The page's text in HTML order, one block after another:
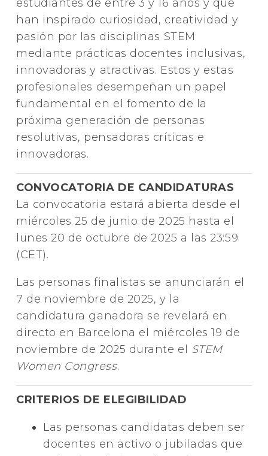
estudiantes de entre 3 y 16 años y que
han inspirado curiosidad, creatividad y
pasión por las disciplinas STEM
mediante prácticas docentes inclusivas,
innovadoras y atractivas. Estos y estas
profesionales desempeñan un papel
fundamental en el fomento de la
próxima generación de personas
resolutivas, pensadoras críticas e
innovadoras.
CONVOCATORIA DE CANDIDATURAS
La convocatoria estará abierta desde el
miércoles 25 de junio de 2025 hasta el
lunes 20 de octubre de 2025 a las 23:59
(CET).
Las personas finalistas se anunciarán el
7 de noviembre de 2025, y la
candidatura ganadora se revelará en
directo en Barcelona el miércoles 19 de
noviembre de 2025 durante el STEM
Women Congress.
CRITERIOS DE ELEGIBILIDAD
Las personas candidatas deben ser
docentes en activo o jubiladas que